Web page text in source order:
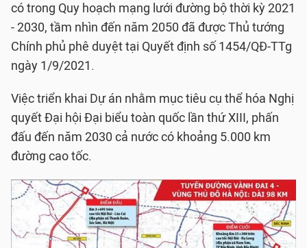
có trong Quy hoạch mạng lưới đường bộ thời kỳ 2021
- 2030, tầm nhìn đến năm 2050 đã được Thủ tướng
Chính phủ phê duyệt tại Quyết định số 1454/QĐ-TTg
ngày 1/9/2021.
Việc triển khai Dự án nhằm mục tiêu cụ thể hóa Nghị
quyết Đại hội Đại biểu toàn quốc lần thứ XIII, phấn
đấu đến năm 2030 cả nước có khoảng 5.000 km
đường cao tốc.